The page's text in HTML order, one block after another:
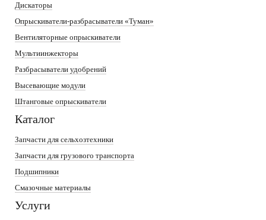
Дискаторы
Опрыскиватели-разбрасыватели «Туман»
Вентиляторные опрыскиватели
Мультиинжекторы
Разбрасыватели удобрений
Высевающие модули
Штанговые опрыскиватели
Каталог
Запчасти для сельхозтехники
Запчасти для грузового транспорта
Подшипники
Смазочные материалы
Услуги